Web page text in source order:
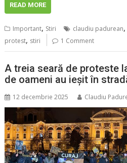
READ MORE
Important, Stiri claudiu padurean,
protest, stiri 1 Comment
A treia seară de proteste
de oameni au ieșit în
12 decembrie 2025 Claudiu